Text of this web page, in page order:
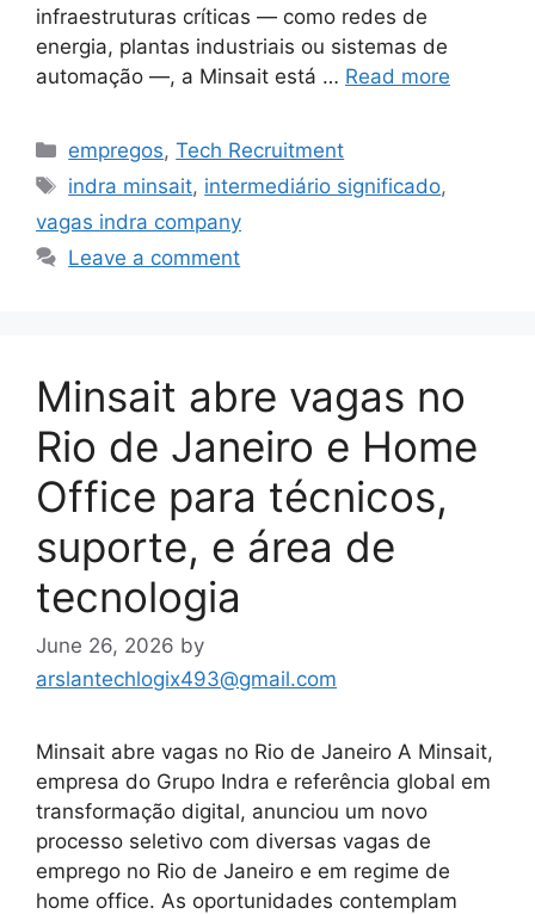
infraestruturas críticas — como redes de
energia, plantas industriais ou sistemas de
automação —, a Minsait está … Read more
Categories
empregos,Tech Recruitment
Tags
indra minsait, intermediário significado,
vagas indra company
Leave a comment
Minsait abre vagas no
Rio de Janeiro e Home
Office para técnicos,
suporte, e área de
tecnologia
June 26, 2026 by
arslantechlogix493@gmail.com
Minsait abre vagas no Rio de Janeiro A Minsait,
empresa do Grupo Indra e referência global em
transformação digital, anunciou um novo
processo seletivo com diversas vagas de
emprego no Rio de Janeiro e em regime de
home office. As oportunidades contemplam